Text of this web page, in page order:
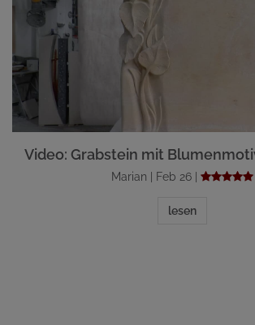
Video: Grabstein mit
Marian | Feb 26 |
lesen